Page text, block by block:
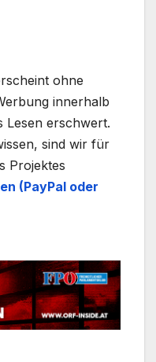
ohne
innerhalb
Lesen erschwert.
sind wir für
Projektes
(PayPal oder